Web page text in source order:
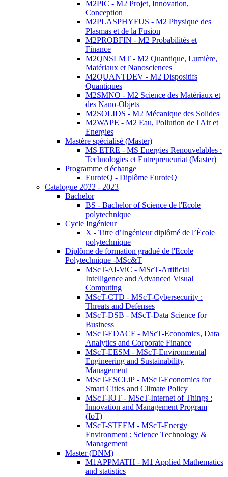
M2PIC - M2 Projet, Innovation,
Conception
M2PLASPHYFUS - M2 Physique des
Plasmas et de la Fusion
M2PROBFIN - M2 Probabilités et
Finance
M2QNSLMT - M2 Quantique, Lumière,
Matériaux et Nanosciences
M2QUANTDEV - M2 Dispositifs
Quantiques
M2SMNO - M2 Science des Matériaux et
des Nano-Objets
M2SOLIDS - M2 Mécanique des Solides
M2WAPE - M2 Eau, Pollution de l'Air et
Energies
Mastère spécialisé (Master)
MS ETRE - MS Energies Renouvelables :
Technologies et Entrepreneuriat (Master)
Programme d'échange
EuroteQ - Diplôme EuroteQ
Catalogue 2022 - 2023
Bachelor
BS - Bachelor of Science de l'Ecole
polytechnique
Cycle Ingénieur
X - Titre d’Ingénieur diplômé de l’École
polytechnique
Diplôme de formation gradué de l'Ecole
Polytechnique -MSc&T
MScT-AI-ViC - MScT-Artificial
Intelligence and Advanced Visual
Computing
MScT-CTD - MScT-Cybersecurity :
Threats and Defenses
MScT-DSB - MScT-Data Science for
Business
MScT-EDACF - MScT-Economics, Data
Analytics and Corporate Finance
MScT-EESM - MScT-Environmental
Engineering and Sustainability
Management
MScT-ESCLiP - MScT-Economics for
Smart Cities and Climate Policy
MScT-IOT - MScT-Internet of Things :
Innovation and Management Program
(IoT)
MScT-STEEM - MScT-Energy
Environment : Science Technology &
Management
Master (DNM)
M1APPMATH - M1 Applied Mathematics
and statistics